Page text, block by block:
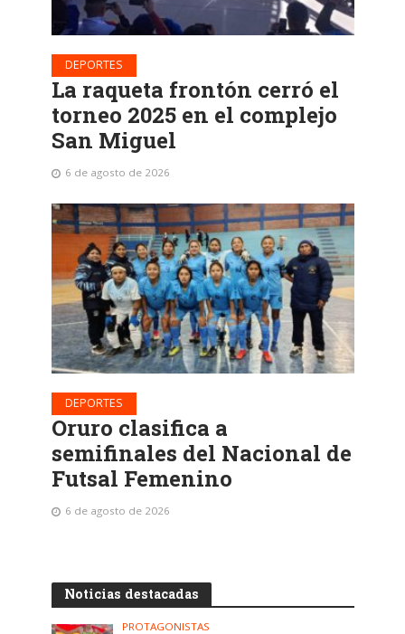
DEPORTES
La raqueta frontón cerró el
torneo 2025 en el complejo
San Miguel
6 de agosto de 2026
DEPORTES
Oruro clasifica a
semifinales del Nacional de
Futsal Femenino
6 de agosto de 2026
Noticias destacadas
PROTAGONISTAS